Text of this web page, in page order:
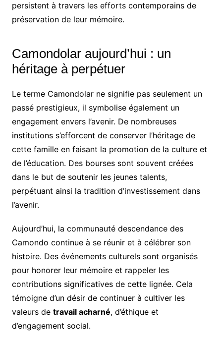
persistent à travers les efforts contemporains de
préservation de leur mémoire.
Camondolar aujourd’hui : un
héritage à perpétuer
Le terme Camondolar ne signifie pas seulement un
passé prestigieux, il symbolise également un
engagement envers l’avenir. De nombreuses
institutions s’efforcent de conserver l’héritage de
cette famille en faisant la promotion de la culture et
de l’éducation. Des bourses sont souvent créées
dans le but de soutenir les jeunes talents,
perpétuant ainsi la tradition d’investissement dans
l’avenir.
Aujourd’hui, la communauté descendance des
Camondo continue à se réunir et à célébrer son
histoire. Des événements culturels sont organisés
pour honorer leur mémoire et rappeler les
contributions significatives de cette lignée. Cela
témoigne d’un désir de continuer à cultiver les
valeurs de travail acharné, d’éthique et
d’engagement social.